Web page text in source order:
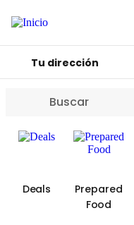
Tu dirección
Deals
Prepared
Food